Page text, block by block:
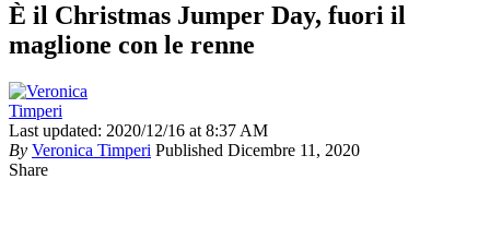
È il Christmas Jumper Day, fuori il
maglione con le renne
Last updated: 2020/12/16 at 8:37 AM
By Veronica Timperi Published Dicembre 11, 2020
Share